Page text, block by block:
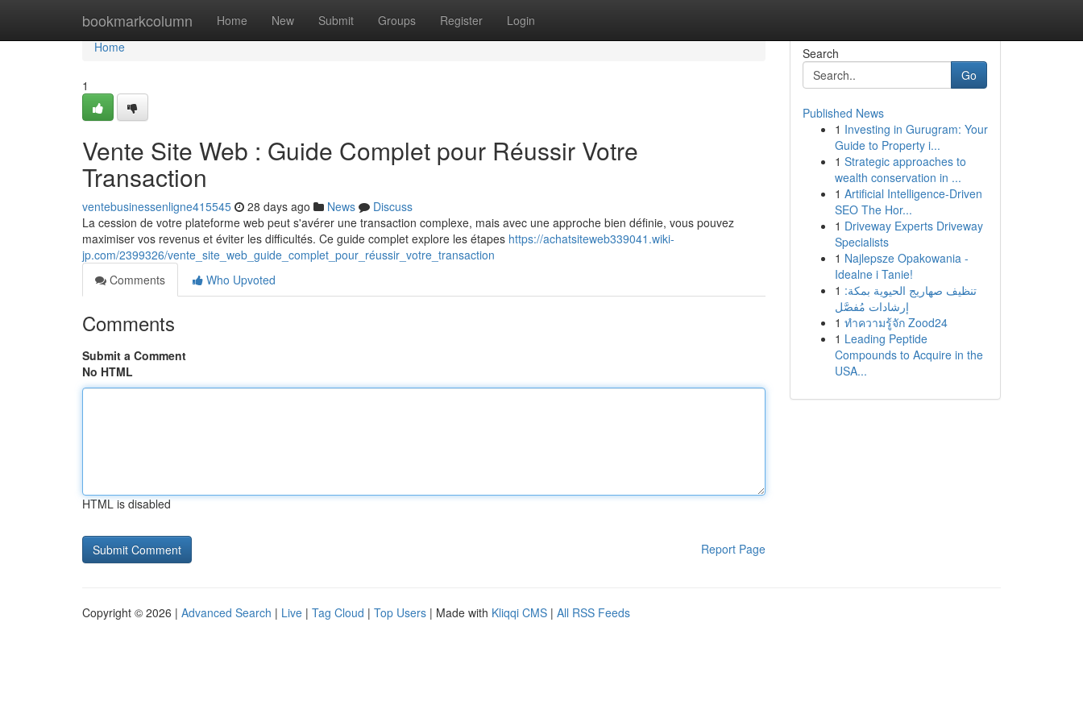
bookmarkcolumn Home New Submit Groups Register Login
Home
Home
1
Vente Site Web : Guide Complet pour Réussir Votre
Transaction
ventebusinessenligne415545 28 days ago News
Discuss
La cession de votre plateforme web peut s'avérer une transaction complexe, mais avec une approche bien définie, vous pouvez
maximiser vos revenus et éviter les difficultés. Ce guide complet explore les étapes https://achatsiteweb339041.wiki-
jp.com/2399326/vente_site_web_guide_complet_pour_réussir_votre_transaction
Comments
Who Upvoted
Comments
Submit a Comment
No HTML
HTML is disabled
Report Page
Search
Go
Published News
1 Investing in Gurugram: Your
Guide to Property i...
1 Strategic approaches to
wealth conservation in ...
1 Artificial Intelligence-Driven
SEO The Hor...
1 Driveway Experts Driveway
Specialists
1 Najlepsze Opakowania -
Idealne i Tanie!
1 تنظيف صهاريج الحيوية بمكة:
إرشادات مُفصَّل
1 ทำความรู้จัก Zood24
1 Leading Peptide
Compounds to Acquire in the
USA...
Copyright © 2026 | Advanced Search | Live | Tag Cloud | Top Users | Made with Kliqqi CMS | All RSS Feeds